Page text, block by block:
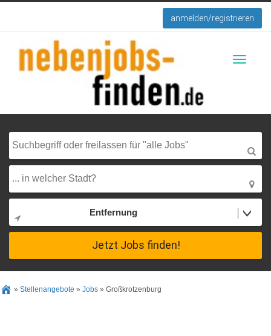
anmelden/registrieren
Entfernung
Jetzt Jobs finden!
» Stellenangebote » Jobs » Großkrotzenburg